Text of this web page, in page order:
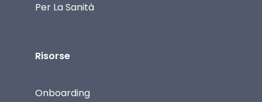
Per La Sanità
Risorse
Onboarding